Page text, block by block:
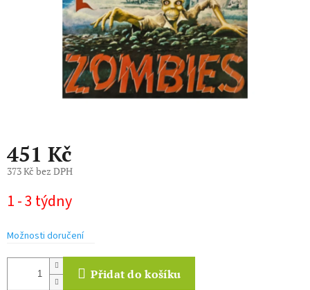
451 Kč
373 Kč bez DPH
cena:
1 - 3 týdny
Možnosti doručení
Přidat do košíku